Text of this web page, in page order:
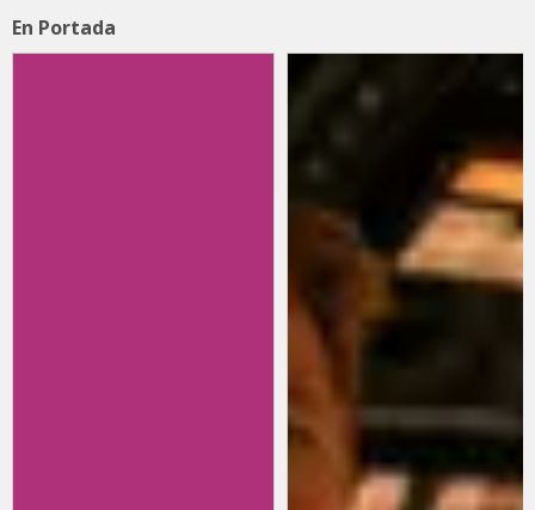
En Portada